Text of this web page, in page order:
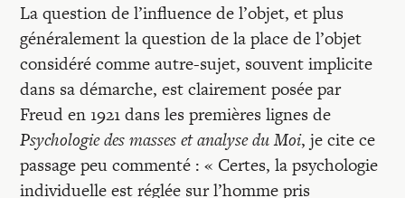
Revues
Colloque
Mon panier
La question de l’influence de l’objet, et plus
généralement la question de la place de l’objet
considéré comme autre-sujet, souvent implicite
dans sa démarche, est clairement posée par
Freud en 1921 dans les premières lignes de
Psychologie des masses et analyse du Moi, je cite ce
passage peu commenté : « Certes, la psychologie
individuelle est réglée sur l’homme pris